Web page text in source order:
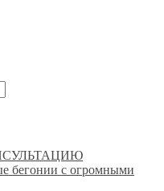
бегонии с огромными